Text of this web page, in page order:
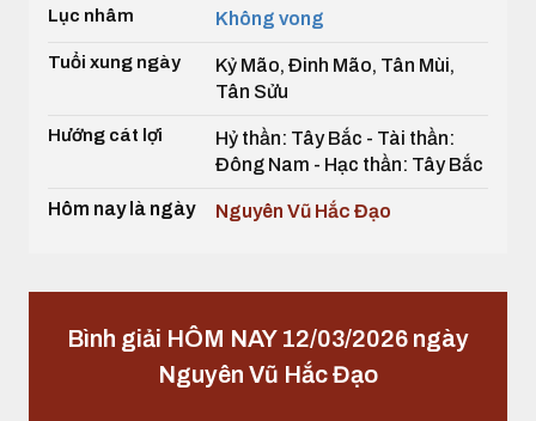
Lục nhâm Không vong
Tuổi xung ngày
Kỷ Mão, Đinh Mão, Tân Mùi,
Tân Sửu
Hướng cát lợi
Hỷ thần: Tây Bắc - Tài thần:
Đông Nam - Hạc thần: Tây Bắc
Hôm nay là ngày Nguyên Vũ Hắc Đạo
Bình giải HÔM NAY 12/03/2026 ngày
Nguyên Vũ Hắc Đạo